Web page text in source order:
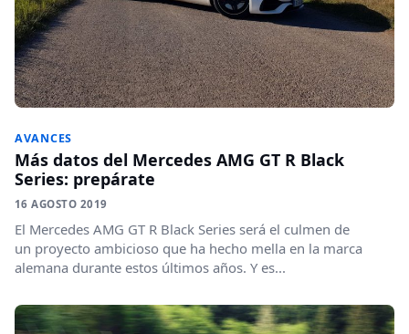
AVANCES
Más datos del Mercedes AMG GT R Black
Series: prepárate
16 AGOSTO 2019
El Mercedes AMG GT R Black Series será el culmen de
un proyecto ambicioso que ha hecho mella en la marca
alemana durante estos últimos años. Y es...